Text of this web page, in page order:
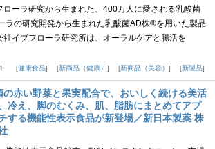
ローラ研究から生まれた、400万人に愛される乳酸菌
ラの研究開発から生まれた乳酸菌AD株®を用いた製品
イブフローラ研究所は、オーラルケアと腸活を
健康食品 新商品（健康） 新商品（美容） 新製品
の赤い野菜と果実配合で、おいしく続ける美活
冷え、脚のむくみ、肌、脂肪にまとめてアプ
する機能性表示食品が新登場／新日本製薬 株